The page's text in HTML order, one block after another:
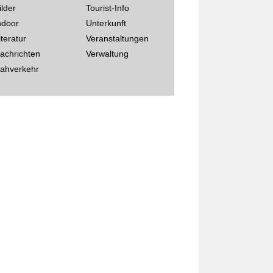
Tourist-Info
Unterkunft
Veranstaltungen
Verwaltung